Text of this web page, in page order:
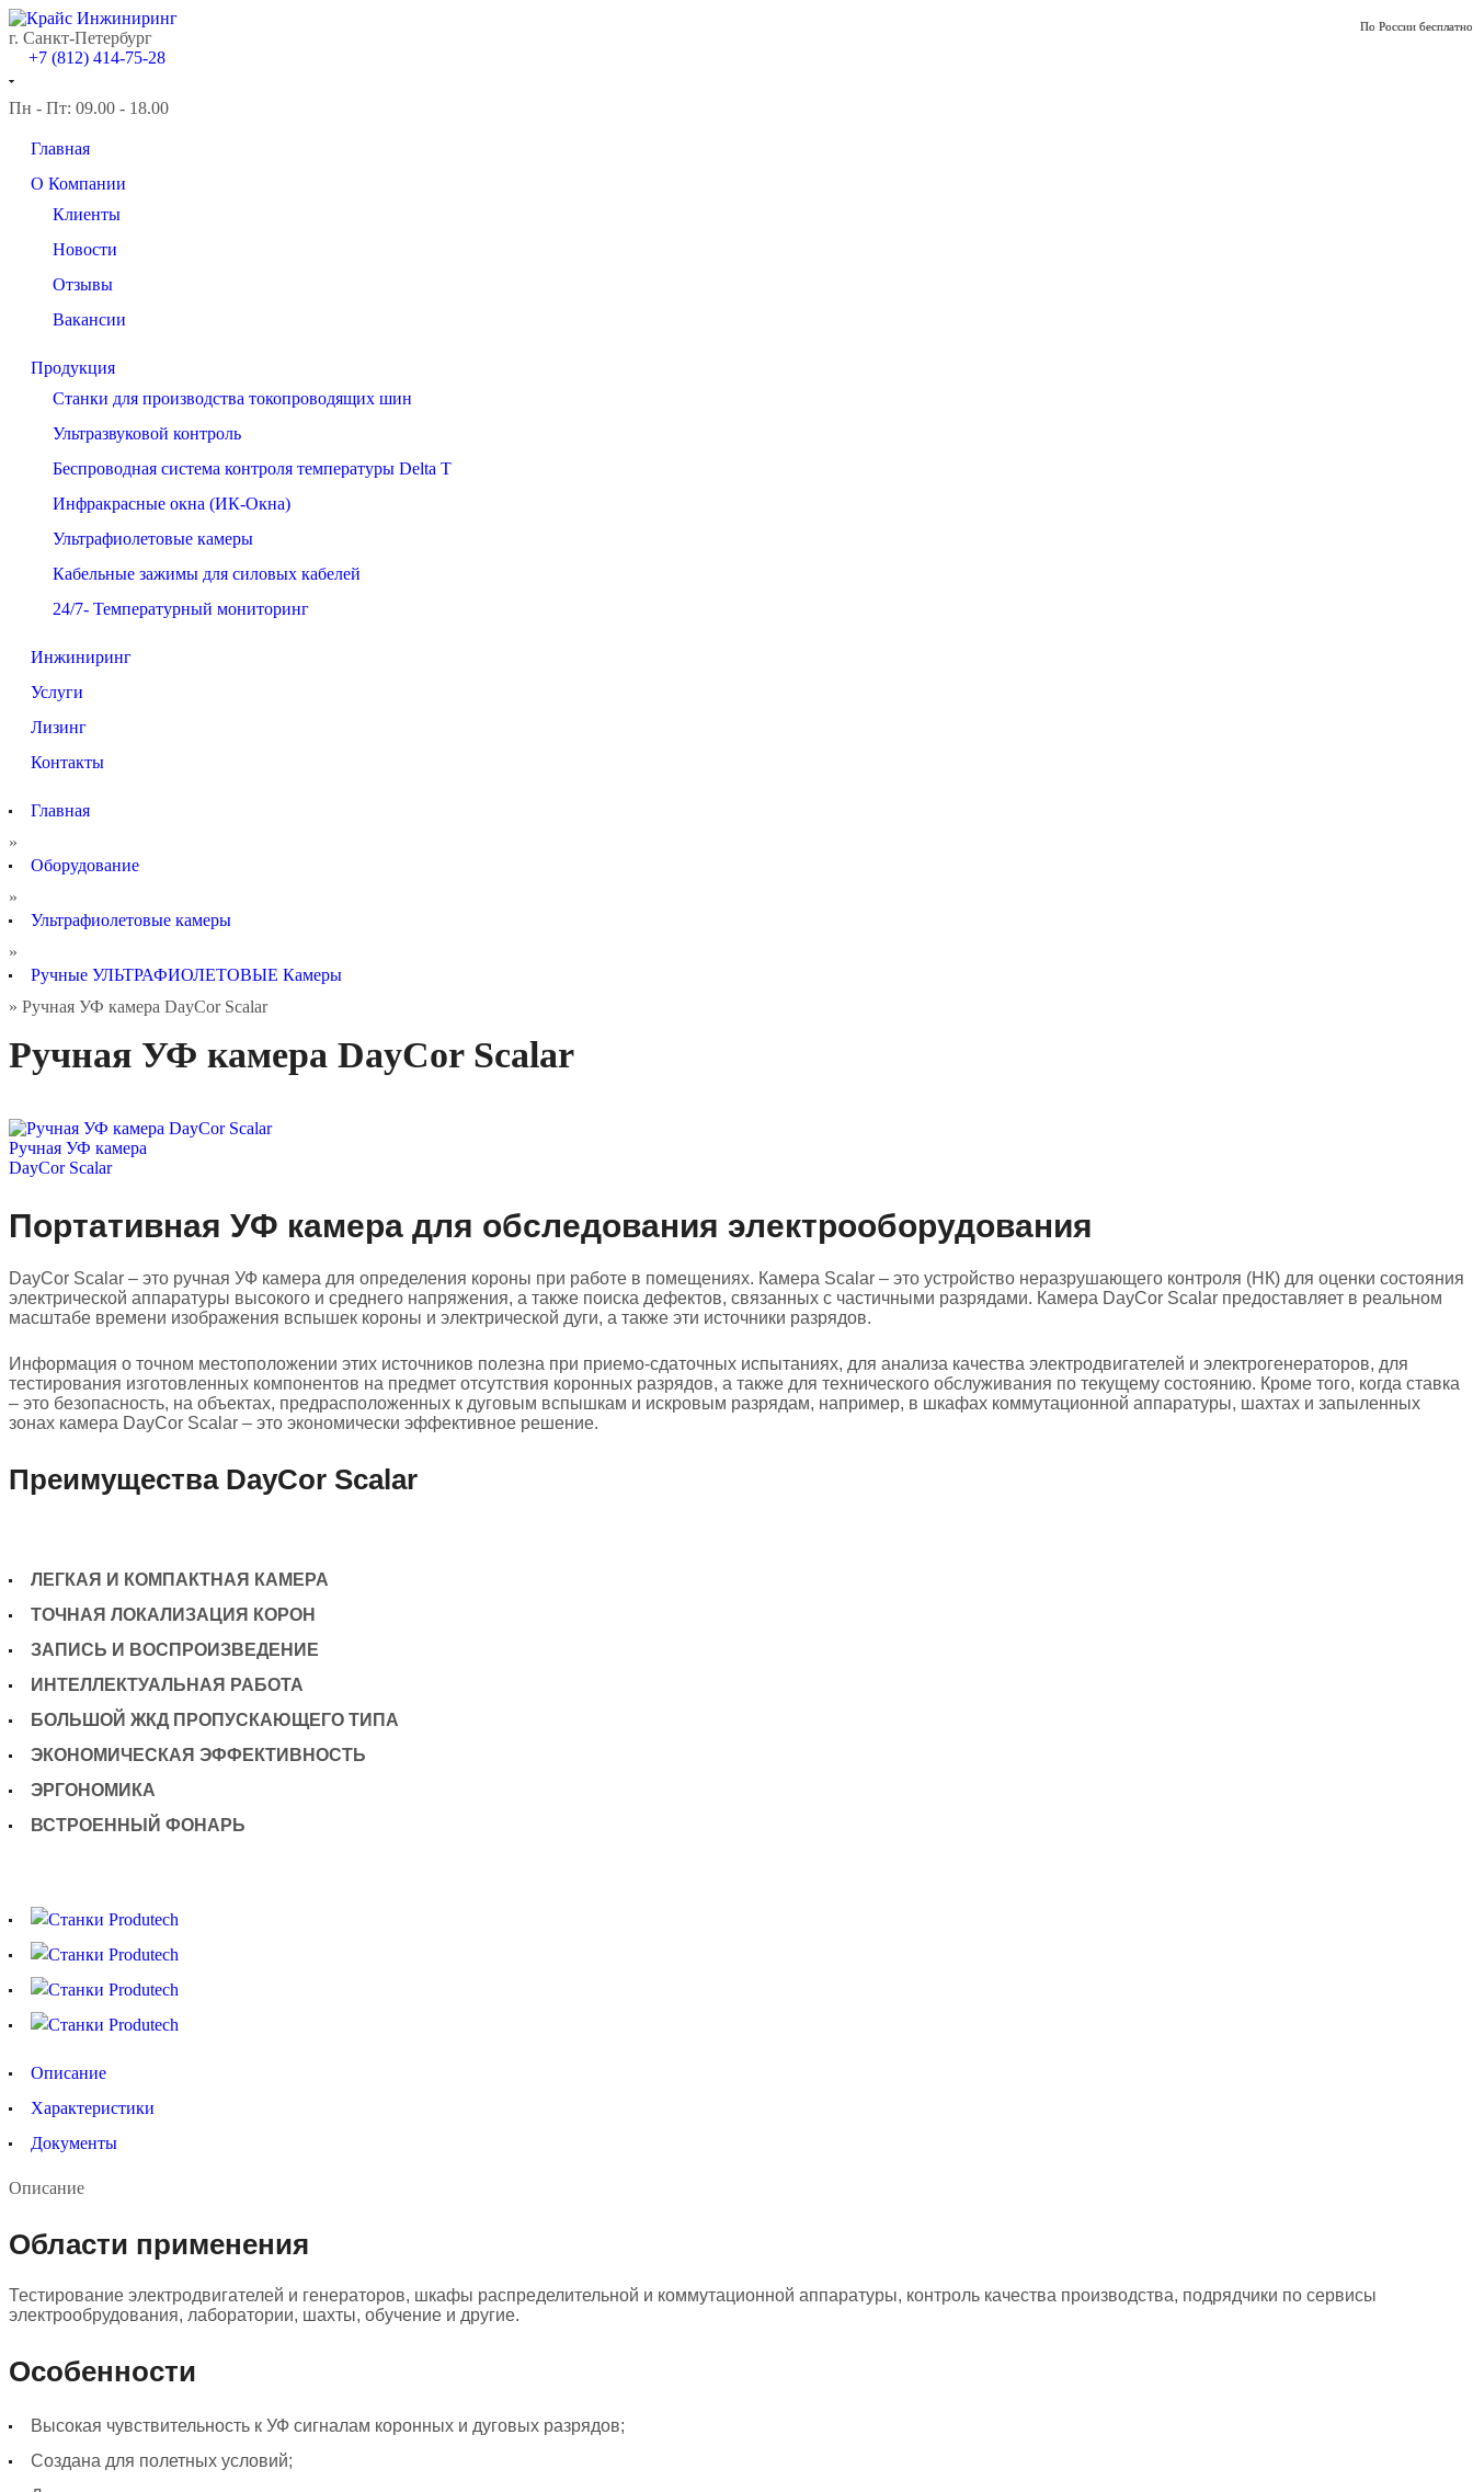
г. Санкт-Петербург
+7 (812) 414-75-28
По России бесплатно
Пн - Пт: 09.00 - 18.00
Главная
О Компании
Клиенты
Новости
Отзывы
Вакансии
Продукция
Станки для производства токопроводящих шин
Ультразвуковой контроль
Беспроводная система контроля температуры Delta T
Инфракрасные окна (ИК-Окна)
Ультрафиолетовые камеры
Кабельные зажимы для силовых кабелей
24/7- Температурный мониторинг
Инжиниринг
Услуги
Лизинг
Контакты
Главная
»
Оборудование
»
Ультрафиолетовые камеры
»
Ручные УЛЬТРАФИОЛЕТОВЫЕ Камеры
» Ручная УФ камера DayCor Scalar
Ручная УФ камера DayCor Scalar
Ручная УФ камера
DayCor Scalar
Портативная УФ камера для обследования электрооборудования
DayCor Scalar – это ручная УФ камера для определения короны при работе в помещениях. Камера Scalar – это устройство неразрушающего контроля (НК) для оценки состояния
электрической аппаратуры высокого и среднего напряжения, а также поиска дефектов, связанных с частичными разрядами. Камера DayCor Scalar предоставляет в реальном
масштабе времени изображения вспышек короны и электрической дуги, а также эти источники разрядов.
Информация о точном местоположении этих источников полезна при приемо-сдаточных испытаниях, для анализа качества электродвигателей и электрогенераторов, для
тестирования изготовленных компонентов на предмет отсутствия коронных разрядов, а также для технического обслуживания по текущему состоянию. Кроме того, когда ставка
– это безопасность, на объектах, предрасположенных к дуговым вспышкам и искровым разрядам, например, в шкафах коммутационной аппаратуры, шахтах и запыленных
зонах камера DayCor Scalar – это экономически эффективное решение.
Преимущества DayCor Scalar
ЛЕГКАЯ И КОМПАКТНАЯ КАМЕРА
ТОЧНАЯ ЛОКАЛИЗАЦИЯ КОРОН
ЗАПИСЬ И ВОСПРОИЗВЕДЕНИЕ
ИНТЕЛЛЕКТУАЛЬНАЯ РАБОТА
БОЛЬШОЙ ЖКД ПРОПУСКАЮЩЕГО ТИПА
ЭКОНОМИЧЕСКАЯ ЭФФЕКТИВНОСТЬ
ЭРГОНОМИКА
ВСТРОЕННЫЙ ФОНАРЬ
Описание
Характеристики
Документы
Описание
Области применения
Тестирование электродвигателей и генераторов, шкафы распределительной и коммутационной аппаратуры, контроль качества производства, подрядчики по сервисы
электрообрудования, лаборатории, шахты, обучение и другие.
Особенности
Высокая чувствительность к УФ сигналам коронных и дуговых разрядов;
Создана для полетных условий;
По России бесплатно